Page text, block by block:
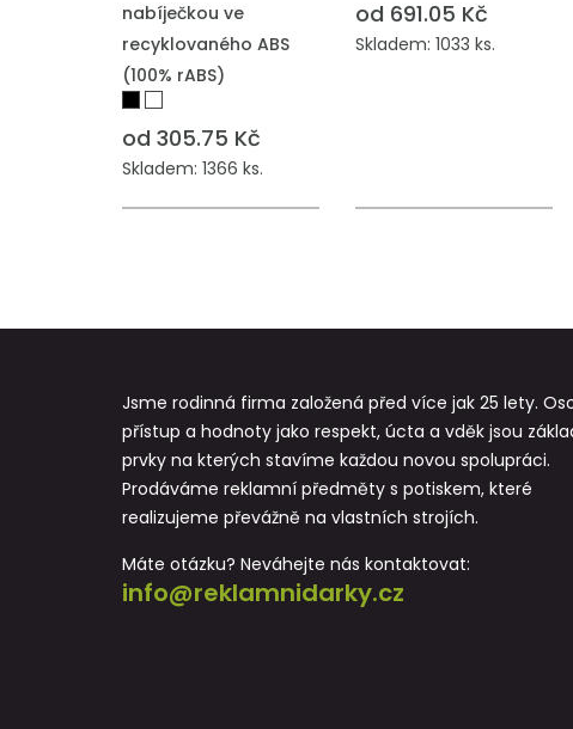
nabíječkou ve
recyklovaného ABS
(100% rABS)
od 305.75 Kč
Skladem: 1366 ks.
od 691.05 Kč
Skladem: 1033 ks.
Jsme rodinná firma založená před více jak 25 lety.
přístup a hodnoty jako respekt, úcta a vděk jsou
prvky na kterých stavíme každou novou spolupráci.
Prodáváme reklamní předměty s potiskem, které
realizujeme převážně na vlastních strojích.
Máte otázku? Neváhejte nás kontaktovat:
info@reklamnidarky.cz